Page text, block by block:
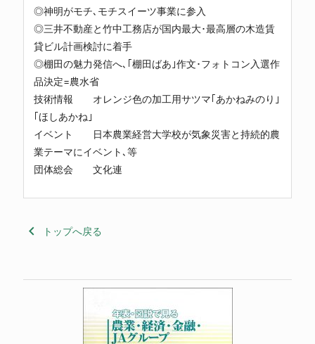
◎神明がモチ､モチスイーツ事業に参入
◎三井不動産と竹中工務店が国内最大･最高層の木造賃
貸ビル計画検討に着手
◎棚田の魅力発信へ､｢棚田ばあ｣作文･フォトコン入選作
品決定=農水省
技術情報 オレンジ色の加工用サツマ｢あかねみのり｣
｢ほしあかね｣
イベント 日本農業経営大学校が気象災害と持続的農
業テーマにイベント､等
団体総会 文化連
keyboard_arrow_left トップへ戻る